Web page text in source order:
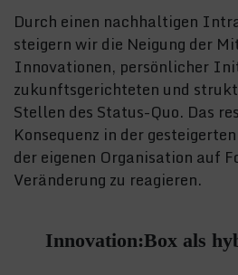
Durch einen nachhaltigen
steigern wir die Neigung der
Innovationen, persönlicher
zukunftsgerichteten und
Stellen des Status-Quo. Das
Konsequenz in der
der eigenen Organisation auf
Veränderung zu reagieren.
Innovation:Box als